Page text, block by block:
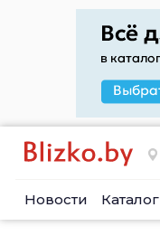
Новости Каталог